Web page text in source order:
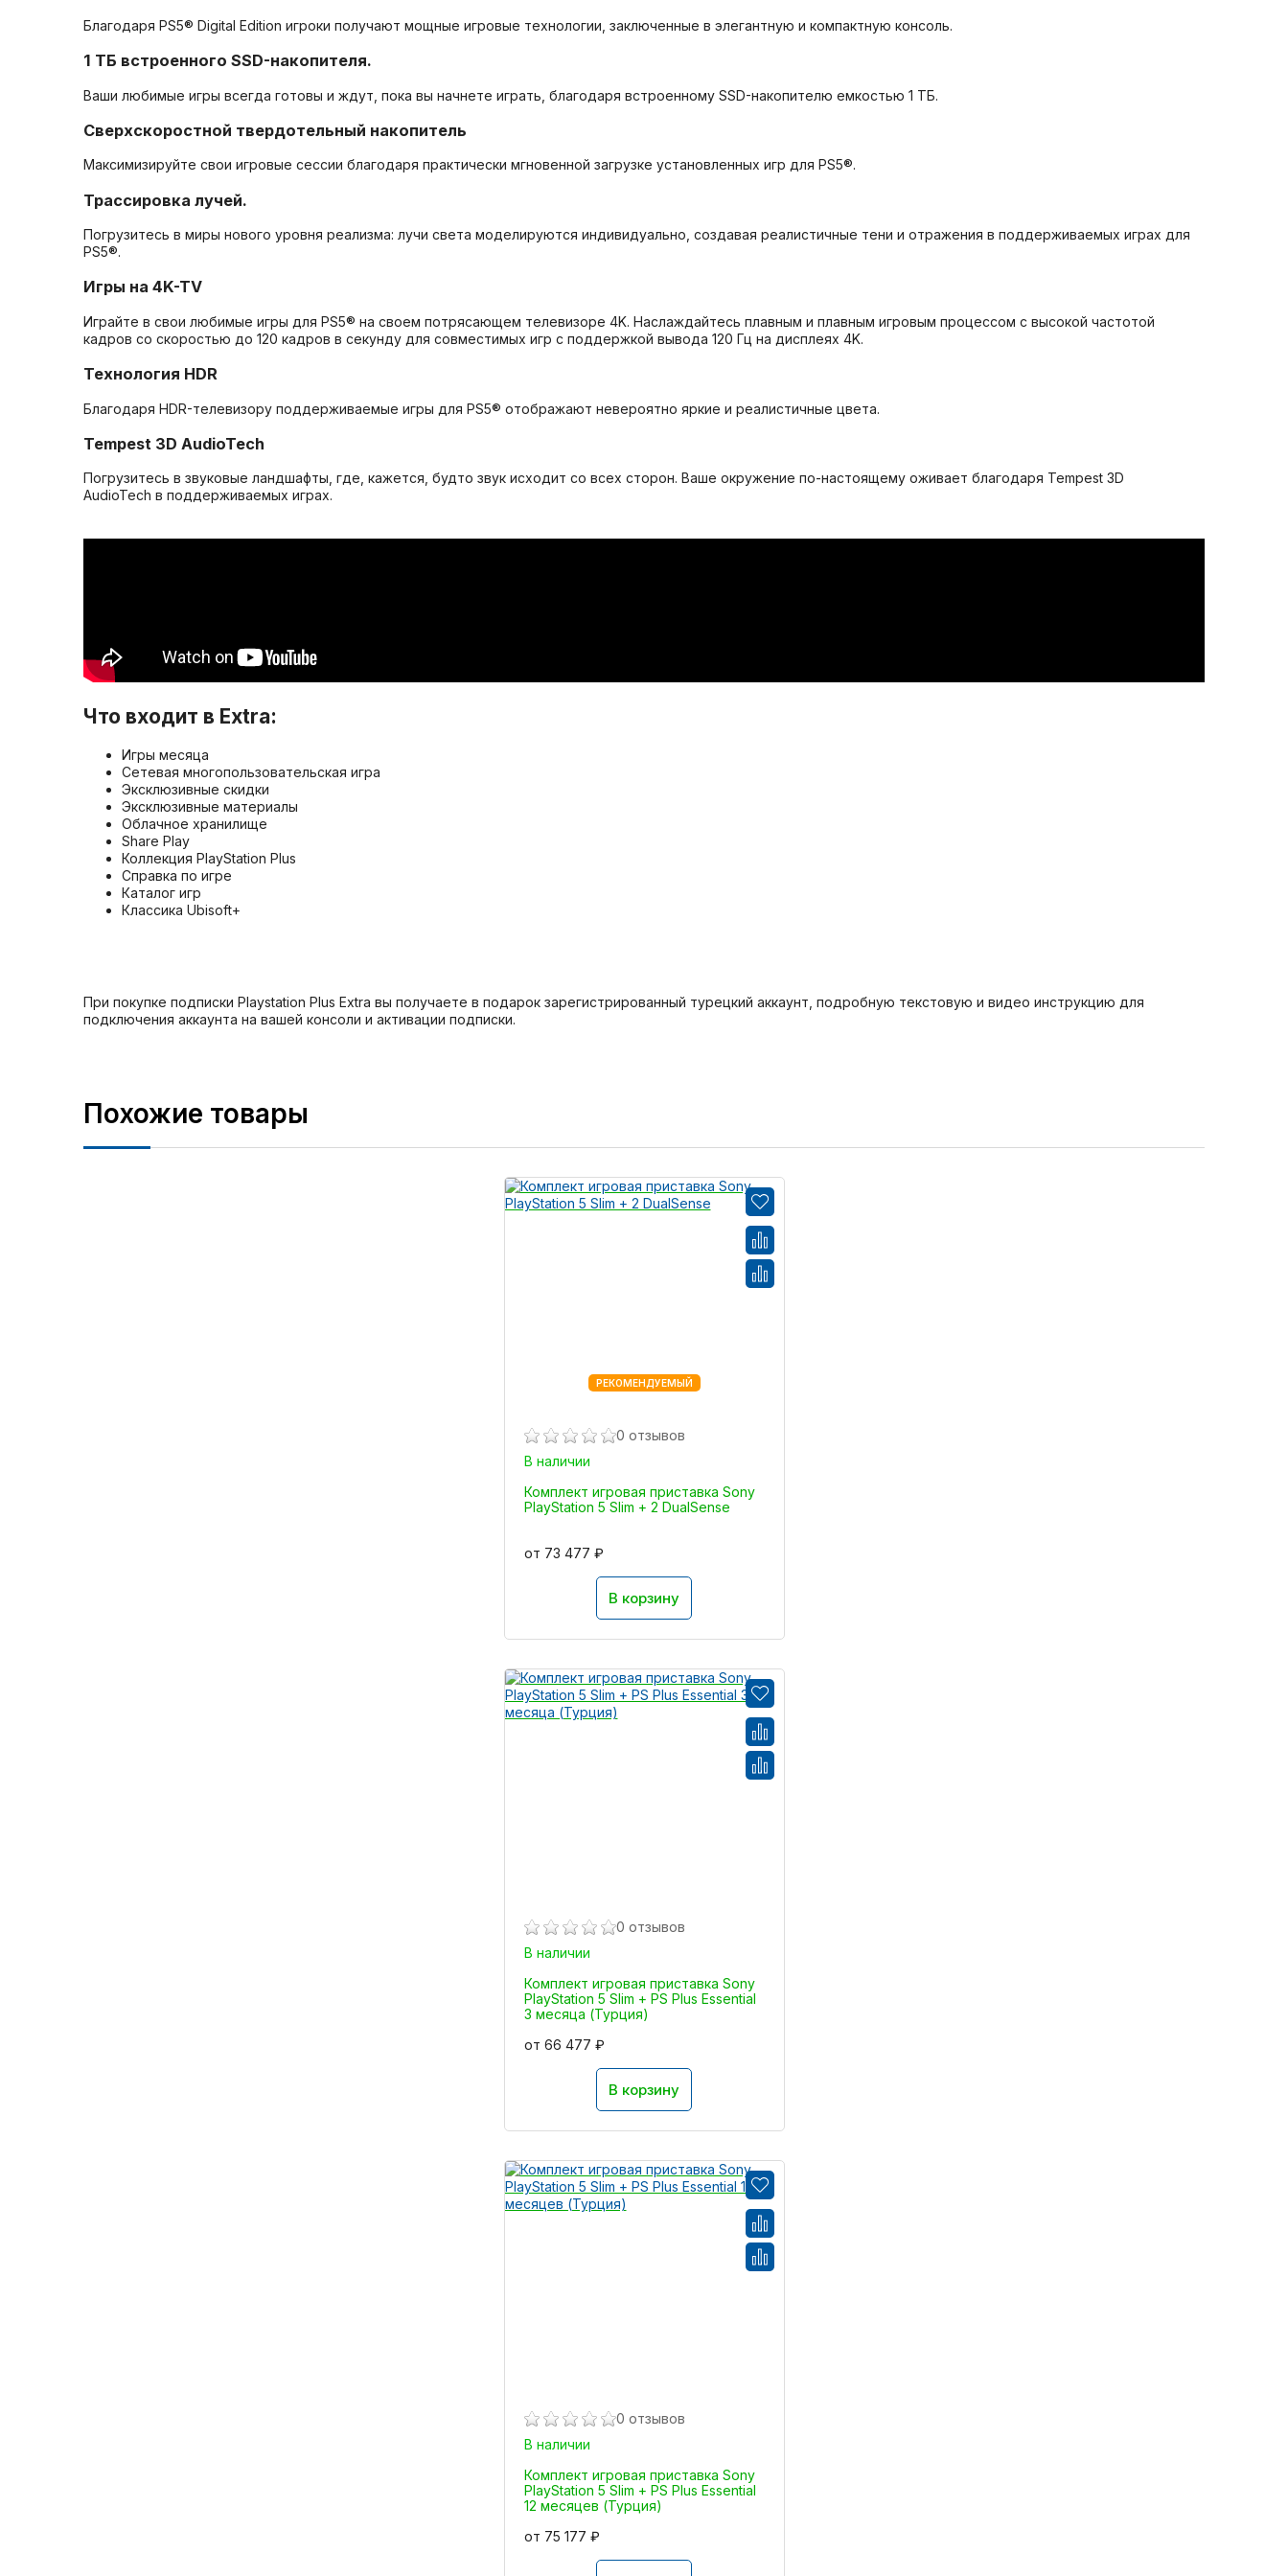
Благодаря PS5® Digital Edition игроки получают мощные игровые технологии, заключенные в элегантную и компактную консоль.
1 ТБ встроенного SSD-накопителя.
Ваши любимые игры всегда готовы и ждут, пока вы начнете играть, благодаря встроенному SSD-накопителю емкостью 1 ТБ.
Сверхскоростной твердотельный накопитель
Максимизируйте свои игровые сессии благодаря практически мгновенной загрузке установленных игр для PS5®.
Трассировка лучей.
Погрузитесь в миры нового уровня реализма: лучи света моделируются индивидуально, создавая реалистичные тени и отражения в поддерживаемых играх для
PS5®.
Игры на 4K-TV
Играйте в свои любимые игры для PS5® на своем потрясающем телевизоре 4K. Наслаждайтесь плавным и плавным игровым процессом с высокой частотой
кадров со скоростью до 120 кадров в секунду для совместимых игр с поддержкой вывода 120 Гц на дисплеях 4K.
Технология HDR
Благодаря HDR-телевизору поддерживаемые игры для PS5® отображают невероятно яркие и реалистичные цвета.
Tempest 3D AudioTech
Погрузитесь в звуковые ландшафты, где, кажется, будто звук исходит со всех сторон. Ваше окружение по-настоящему оживает благодаря Tempest 3D
AudioTech в поддерживаемых играх.
Что входит в Extra:
Игры месяца
Сетевая многопользовательская игра
Эксклюзивные скидки
Эксклюзивные материалы
Облачное хранилище
Share Play
Коллекция PlayStation Plus
Справка по игре
Каталог игр
Классика Ubisoft+
При покупке подписки Playstation Plus Extra вы получаете в подарок зарегистрированный турецкий аккаунт, подробную текстовую и видео инструкцию для
подключения аккаунта на вашей консоли и активации подписки.
Похожие товары
0 отзывов
В наличии
Комплект игровая приставка Sony
PlayStation 5 Slim + 2 DualSense
от 73 477 ₽
В корзину
РЕКОМЕНДУЕМЫЙ
0 отзывов
В наличии
Комплект игровая приставка Sony
PlayStation 5 Slim + PS Plus Essential
3 месяца (Турция)
от 66 477 ₽
В корзину
0 отзывов
В наличии
Комплект игровая приставка Sony
PlayStation 5 Slim + PS Plus Essential
12 месяцев (Турция)
от 75 177 ₽